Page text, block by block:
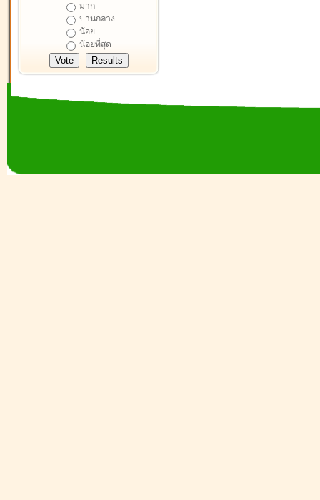
มาก
ปานกลาง
น้อย
น้อยที่สุด